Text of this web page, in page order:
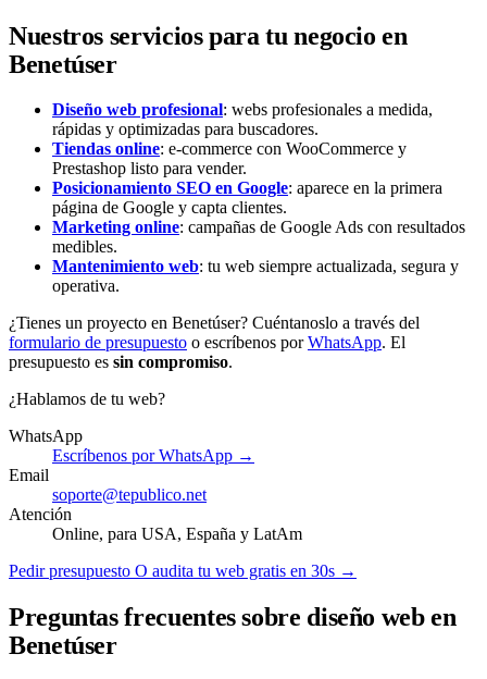
Nuestros servicios para tu negocio en
Benetúser
Diseño web profesional: webs profesionales a medida,
rápidas y optimizadas para buscadores.
Tiendas online: e-commerce con WooCommerce y
Prestashop listo para vender.
Posicionamiento SEO en Google: aparece en la primera
página de Google y capta clientes.
Marketing online: campañas de Google Ads con resultados
medibles.
Mantenimiento web: tu web siempre actualizada, segura y
operativa.
¿Tienes un proyecto en Benetúser? Cuéntanoslo a través del
formulario de presupuesto o escríbenos porWhatsApp. El
presupuesto es sin compromiso.
¿Hablamos de tu web?
WhatsApp
Escríbenos por WhatsApp →
Email
soporte@tepublico.net
Atención
Online, para USA, España y LatAm
Pedir presupuesto O audita tu web gratis en 30s →
Preguntas frecuentes sobre diseño web en
Benetúser